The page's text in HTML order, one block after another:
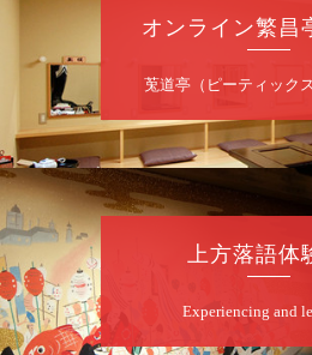
昼
桂九寿玉／露の瑞／
じ（似顔絵）／桂米
の眞／笑福亭仁福／
★菟道亭配
オンライン繁昌
莵道亭（ピーティック
上方落語体
Experiencing and